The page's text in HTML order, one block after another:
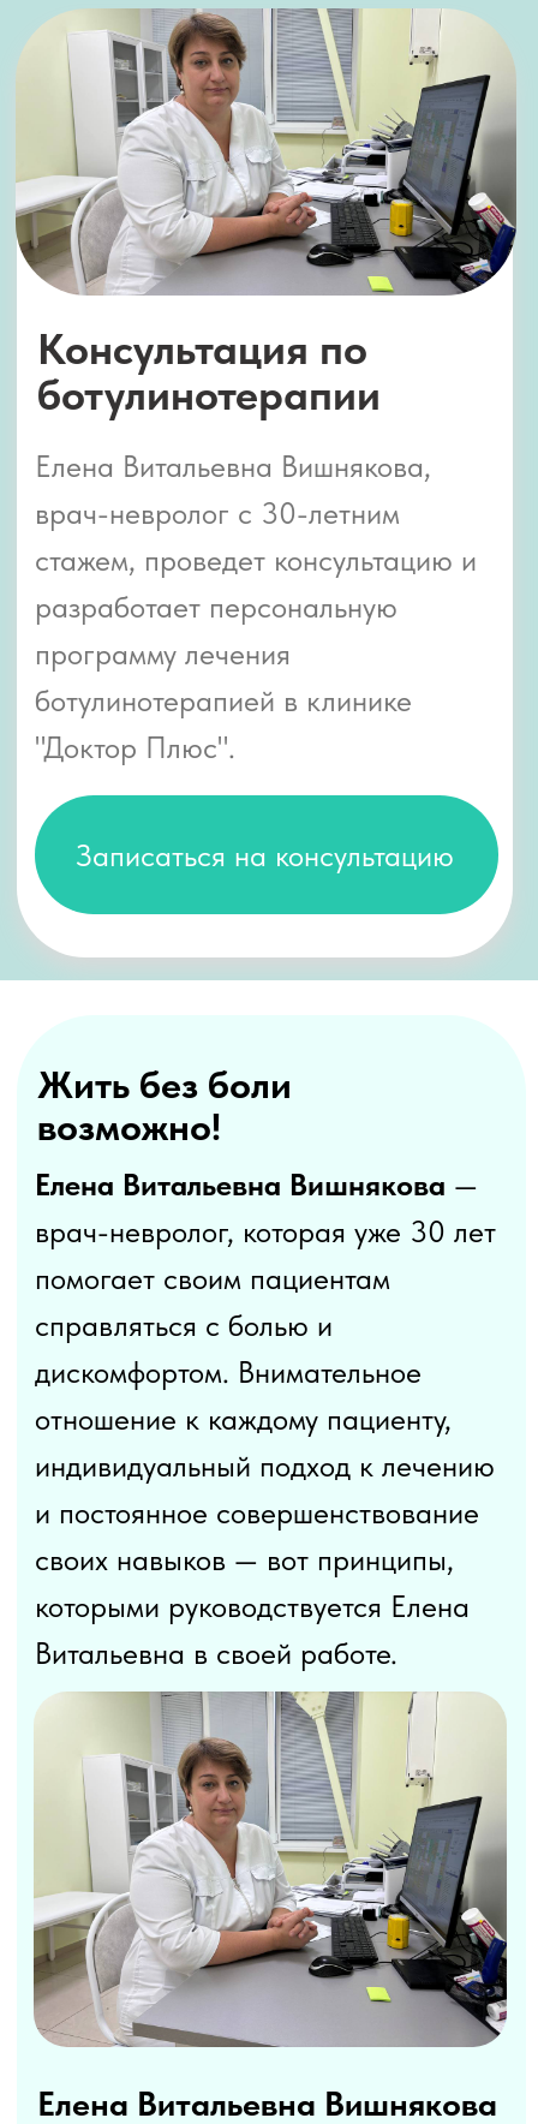
Елена Витальевна Вишнякова
Записаться на консультацию
Врач невролог МЦ "Доктор Плюс"
Ботулинотерапия– Ответы
на популярные вопросы
для Вашего спокойствия и
Отзывы